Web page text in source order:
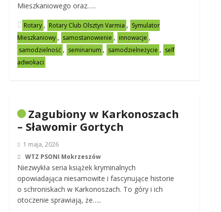
Mieszkaniowego oraz…..
Rotary , Rotary Club Olsztyn Varmia , Symulator
Mieszkaniowy , samostanowienie , innowacje ,
samodzielność , seminarium , samodzielneżycie , self
adwokaci
Zagubiony w Karkonoszach
– Sławomir Gortych
1 maja, 2026
WTZ PSONI Mokrzeszów
Niezwykła seria książek kryminalnych
opowiadająca niesamowite i fascynujące historie
o schroniskach w Karkonoszach. To góry i ich
otoczenie sprawiają, że…..